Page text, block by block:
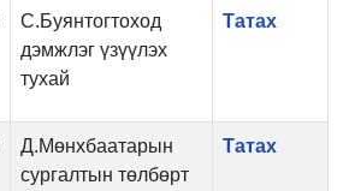
С.Буянтогтоход
дэмжлэг үзүүлэх
тухай
Татах
Д.Мөнхбаатарын
сургалтын төлбөрт
Татах